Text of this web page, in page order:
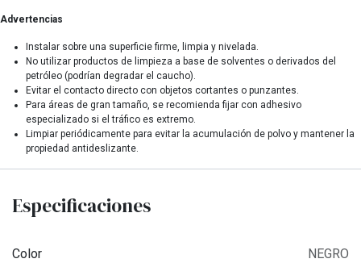
Advertencias
Instalar sobre una superficie firme, limpia y nivelada.
No utilizar productos de limpieza a base de solventes o derivados del
petróleo (podrían degradar el caucho).
Evitar el contacto directo con objetos cortantes o punzantes.
Para áreas de gran tamaño, se recomienda fijar con adhesivo
especializado si el tráfico es extremo.
Limpiar periódicamente para evitar la acumulación de polvo y mantener la
propiedad antideslizante.
Especificaciones
Color NEGRO